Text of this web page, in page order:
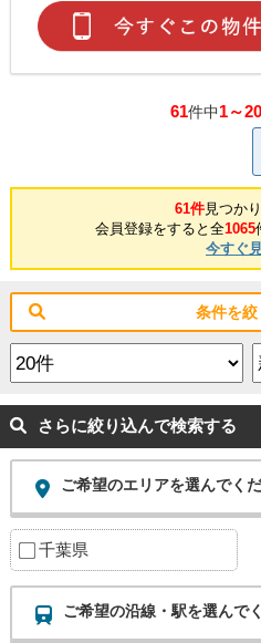
61件中1～
61件見つか
会員登録をすると全1065
今すぐ
条件を
さらに絞り込んで検索する
ご希望のエリアを選んでく
千葉県
ご希望の沿線・駅を選んで